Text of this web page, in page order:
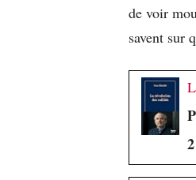
de voir
savent sur